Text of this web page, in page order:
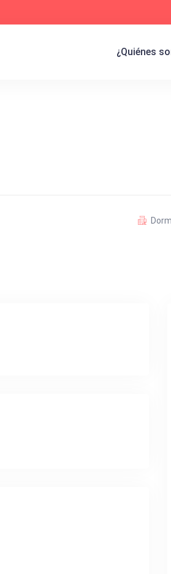
¿Quiénes